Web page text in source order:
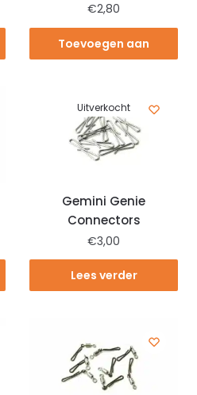
€2,80
Toevoegen aan
Uitverkocht
Gemini Genie
Connectors
€3,00
Lees verder